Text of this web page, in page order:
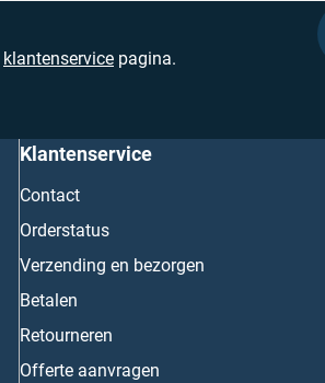
klantenservice pagina.
Klantenservice
Contact
Orderstatus
Verzending en bezorgen
Betalen
Retourneren
Offerte aanvragen